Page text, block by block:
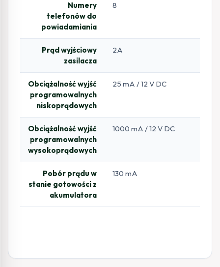
Numery
telefonów do
powiadamiania
8
Prąd wyjściowy
zasilacza
2A
Obciążalność wyjść
programowalnych
niskoprądowych
25 mA / 12 V DC
Obciążalność wyjść
programowalnych
wysokoprądowych
1000 mA / 12 V DC
Pobór prądu w
stanie gotowości z
akumulatora
130 mA